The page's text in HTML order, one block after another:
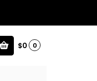
$0 0